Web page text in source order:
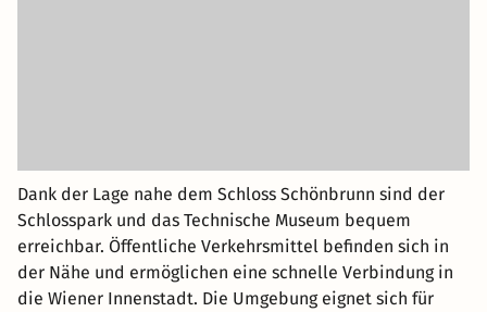
Dank der Lage nahe dem Schloss Schönbrunn sind der
Schlosspark und das Technische Museum bequem
erreichbar. Öffentliche Verkehrsmittel befinden sich in
der Nähe und ermöglichen eine schnelle Verbindung in
die Wiener Innenstadt. Die Umgebung eignet sich für